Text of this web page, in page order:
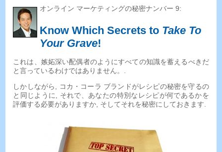
オンライン マーケティングの秘密ナンバー 9:
Know Which Secrets to Take To
Your Grave!
これは、嫉妬深い配偶者のようにすべての知識を蓄えるべきだ
と言っているわけではありません。.
しかしながら, コカ・コーラ ブランドがレシピの秘密を守るの
と同じように, それで、あなたの特別なレシピが何であるかを
評価する必要がありますか, そしてそれを秘密にしておきます.